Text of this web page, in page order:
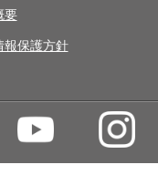
要
報保護方針